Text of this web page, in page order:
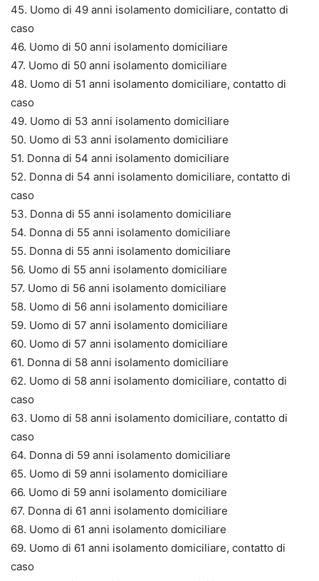
45. Uomo di 49 anni isolamento domiciliare, contatto di
caso
46. Uomo di 50 anni isolamento domiciliare
47. Uomo di 50 anni isolamento domiciliare
48. Uomo di 51 anni isolamento domiciliare, contatto di
caso
49. Uomo di 53 anni isolamento domiciliare
50. Uomo di 53 anni isolamento domiciliare
51. Donna di 54 anni isolamento domiciliare
52. Donna di 54 anni isolamento domiciliare, contatto di
caso
53. Donna di 55 anni isolamento domiciliare
54. Donna di 55 anni isolamento domiciliare
55. Donna di 55 anni isolamento domiciliare
56. Uomo di 55 anni isolamento domiciliare
57. Uomo di 56 anni isolamento domiciliare
58. Uomo di 56 anni isolamento domiciliare
59. Uomo di 57 anni isolamento domiciliare
60. Uomo di 57 anni isolamento domiciliare
61. Donna di 58 anni isolamento domiciliare
62. Uomo di 58 anni isolamento domiciliare, contatto di
caso
63. Uomo di 58 anni isolamento domiciliare, contatto di
caso
64. Donna di 59 anni isolamento domiciliare
65. Uomo di 59 anni isolamento domiciliare
66. Uomo di 59 anni isolamento domiciliare
67. Donna di 61 anni isolamento domiciliare
68. Uomo di 61 anni isolamento domiciliare
69. Uomo di 61 anni isolamento domiciliare, contatto di
caso